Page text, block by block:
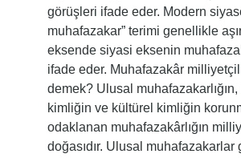
görüşleri ifade eder. Modern
muhafazakar” terimi genellikle
eksende siyasi eksenin
ifade eder. Muhafazakâr
demek? Ulusal muhafazakarlığın,
kimliğin ve kültürel kimliğin
odaklanan muhafazakârlığın
doğasıdır. Ulusal muhafazakarlar